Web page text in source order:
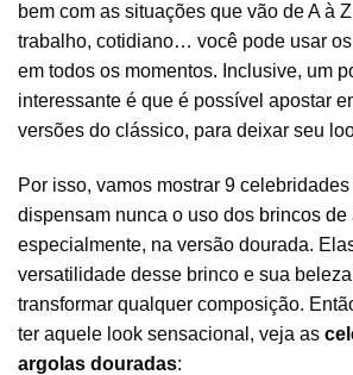
bem com as situações que vão de A à
trabalho, cotidiano… você pode usar
em todos os momentos. Inclusive, um
interessante é que é possível apostar
versões do clássico, para deixar seu
Por isso, vamos mostrar 9
dispensam nunca o uso dos brincos de
especialmente, na versão dourada.
versatilidade desse brinco e sua
transformar qualquer composição.
ter aquele look sensacional, veja as
argolas douradas: